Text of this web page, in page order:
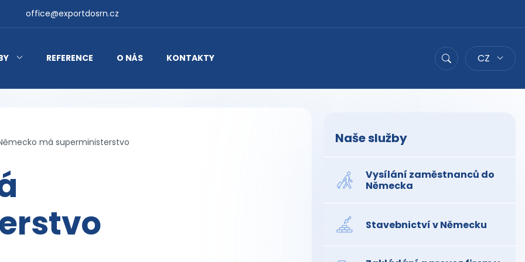
office@exportdosrn.cz
REFERENCE O NÁS KONTAKTY
Hledat
CZ
má superministerstvo Naše služby
Vysílání zaměstnanců do
Německa
Stavebnictví v Německu